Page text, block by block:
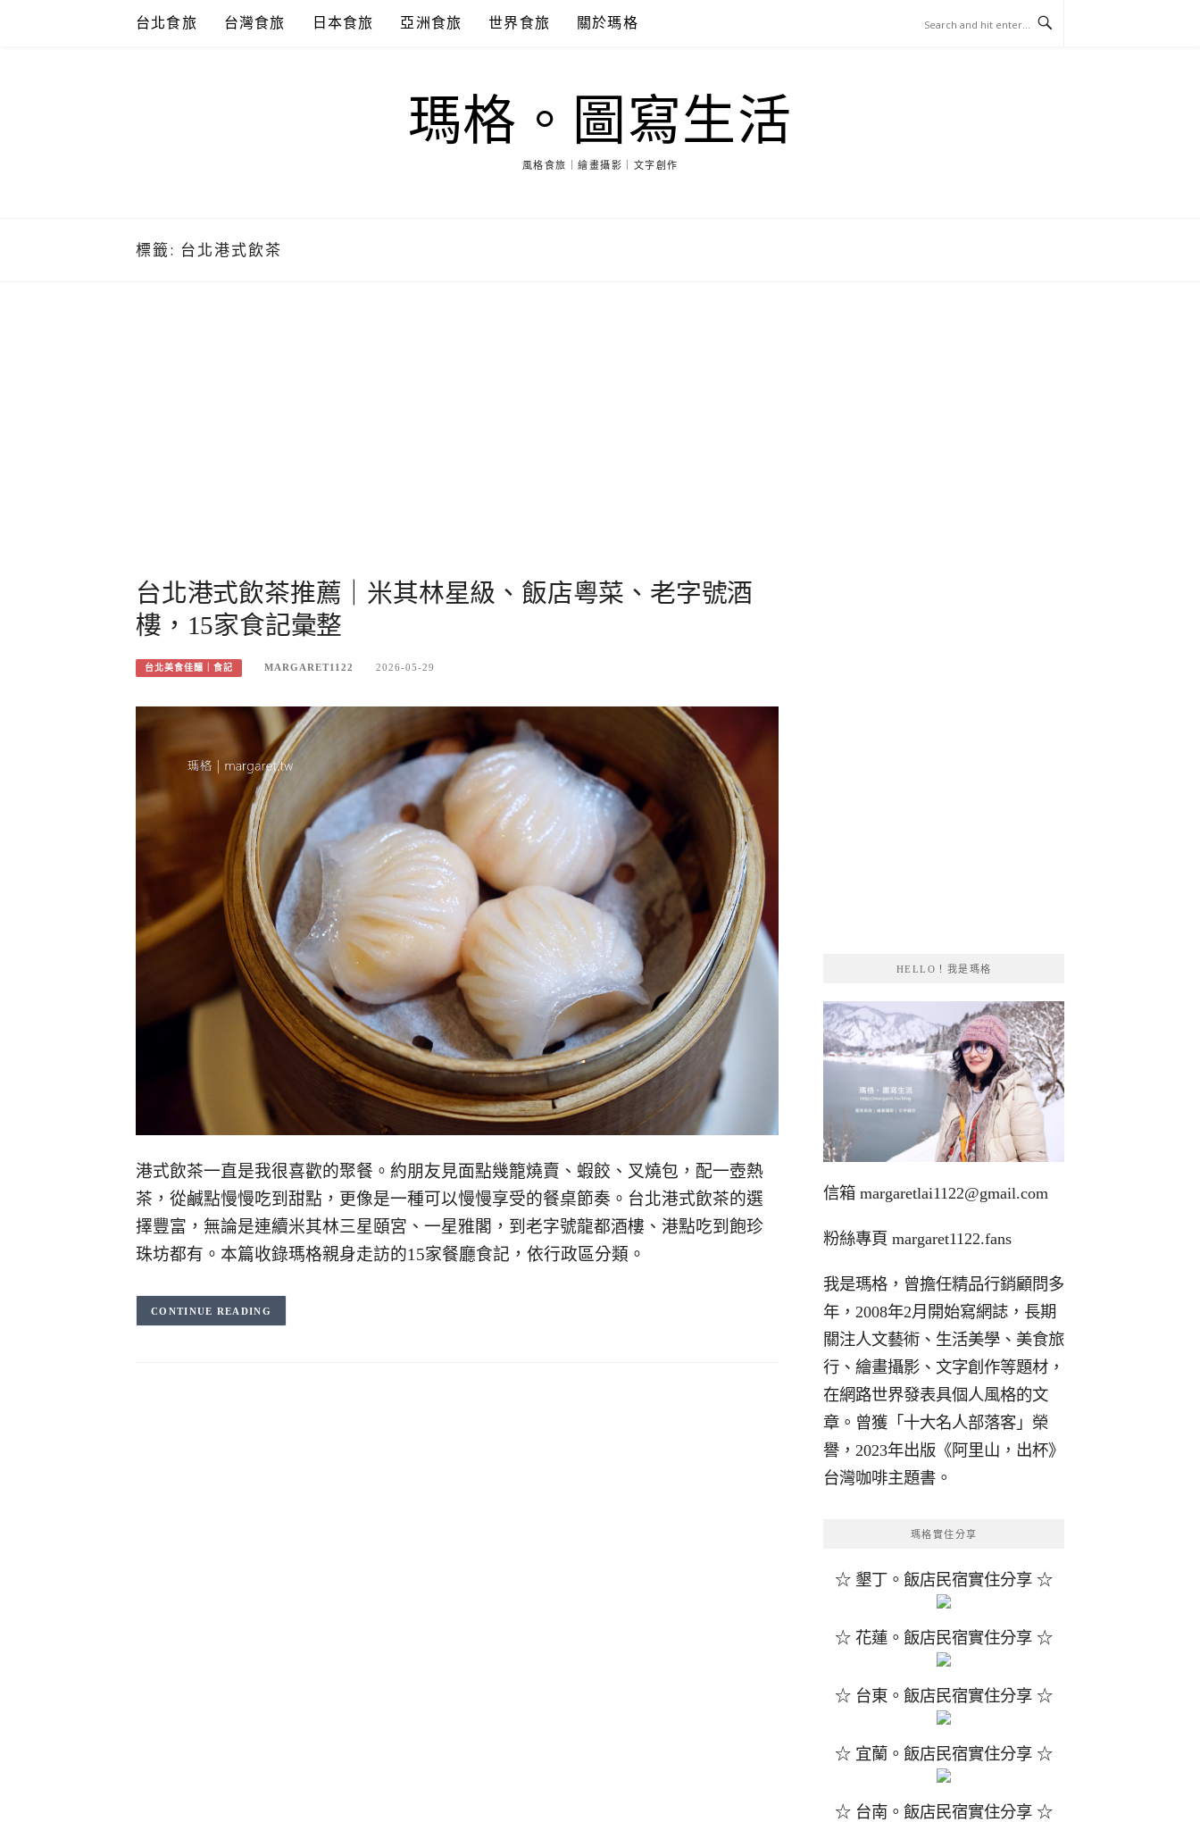
台北食旅 台灣食旅 日本食旅 亞洲食旅 世界食旅 關於瑪格
瑪格。圖寫生活
風格食旅｜繪畫攝影｜文字創作
標籤: 台北港式飲茶
台北港式飲茶推薦｜米其林星級、飯店粵菜、老字號酒
樓，15家食記彙整
台北美食佳釀｜食記 MARGARET1122 2026-05-29
港式飲茶一直是我很喜歡的聚餐。約朋友見面點幾籠燒賣、蝦餃、叉燒包，配一壺熱
茶，從鹹點慢慢吃到甜點，更像是一種可以慢慢享受的餐桌節奏。台北港式飲茶的選
擇豐富，無論是連續米其林三星頤宮、一星雅閣，到老字號龍都酒樓、港點吃到飽珍
珠坊都有。本篇收錄瑪格親身走訪的15家餐廳食記，依行政區分類。
CONTINUE READING
HELLO！我是瑪格
信箱 margaretlai1122@gmail.com
粉絲專頁 margaret1122.fans
我是瑪格，曾擔任精品行銷顧問多
年，2008年2月開始寫網誌，長期
關注人文藝術、生活美學、美食旅
行、繪畫攝影、文字創作等題材，
在網路世界發表具個人風格的文
章。曾獲「十大名人部落客」榮
譽，2023年出版《阿里山，出杯》
台灣咖啡主題書。
瑪格實住分享
☆ 墾丁。飯店民宿實住分享 ☆
☆ 花蓮。飯店民宿實住分享 ☆
☆ 台東。飯店民宿實住分享 ☆
☆ 宜蘭。飯店民宿實住分享 ☆
☆ 台南。飯店民宿實住分享 ☆